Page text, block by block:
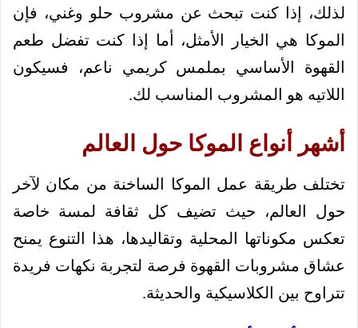
لذلك، إذا كنت تبحث عن مشروب حلو وغني، فإن
الموكا هي الخيار الأمثل، أما إذا كنت تفضل طعم
القهوة الأساسي بملمس كريمي ناعم، فسيكون
اللاتيه هو المشروب المناسب لك.
أشهر أنواع الموكا حول العالم
تختلف طريقة عمل الموكا الساخنة من مكان لآخر
حول العالم، حيث تضيف كل ثقافة لمسة خاصة
تعكس مكوناتها المحلية وتقاليدها، هذا التنوع يمنح
عشاق مشروبات القهوة فرصة لتجربة نكهات فريدة
تتراوح بين الكلاسيكية والحديثة.